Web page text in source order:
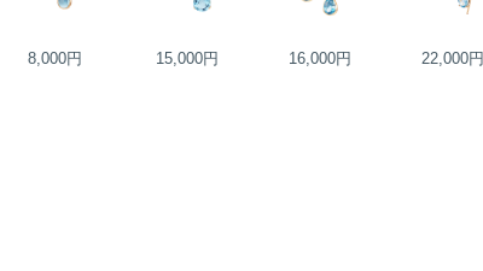
8,000円 15,000円 16,000円 22,000円